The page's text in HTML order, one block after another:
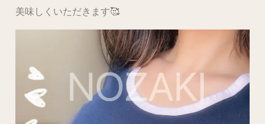
美味しくいただきます🥰